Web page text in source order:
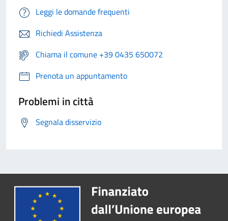
Leggi le domande frequenti
Richiedi Assistenza
Chiama il comune +39 0435 650072
Prenota un appuntamento
Problemi in città
Segnala disservizio